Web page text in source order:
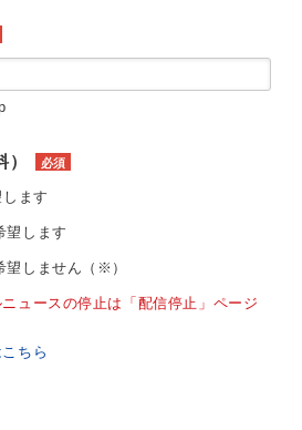
必須
ます
望します
望しません（※）
ュースの停止は「配信停止」ページ
ちら